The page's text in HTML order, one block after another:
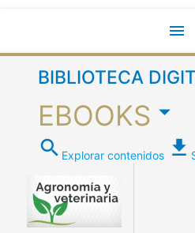
menu
BIBLIOTECA
EBOOKS arrow_drop_down
search Explorar contenidos file_download